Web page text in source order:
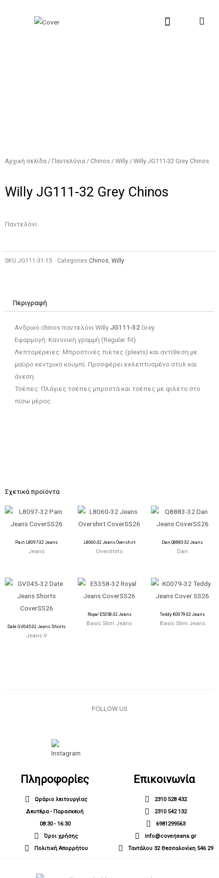
Αρχική σελίδα / Παντελόνια / Chinos / Willy / Willy JG111-32 Grey Chinos
Willy JG111-32 Grey Chinos
Παντελόνι
SKU JG111-31-15 Categories Chinos Willy
Περιγραφή
Ανδρικό chinos παντελόνι Willy JG111-32Grey
Εφαρμογή: Κανονική γραμμή (Regular fit).
Λεπτομέρειες: Μπροστινές πιέτες (pleats) και αντίθεση με
μαύρο κεντρικό κουμπί. Προσφέρει εκλεπτυσμένο στυλ και
άνεση.
Τσέπες: Πλάγιες τσέπες μπροστά και τσέπες με φιλέτο στο
πίσω μέρος.
Σχετικά προϊόντα
Pain L8097-32 Jeans
Jeans
L8060-32 Jeans Overshirt
Overshirts
Dan Q8883-32 Jeans
Dan
Date GV045-32 Jeans Shorts
Jeans V
Royal E5358-32 Jeans
Basic Slim Jeans
Teddy K0079-32 Jeans
Basic Slim Jeans
FOLLOW US
Πληροφορίες
Ωράριο λειτουργίας
Δευτέρα - Παρασκευή
08:30 - 16:30
Όροι χρήσης
Πολιτική Απορρήτου
Επικοινωνία
2310 528 432
2310 542 132
6981299563
info@coverjeans.gr
Ταντάλου 32 Θεσσαλονίκη 546 29